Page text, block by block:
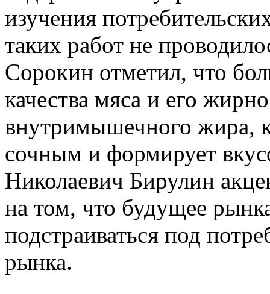
изучения
таких работ не
Сорокин отметил, что
качества мяса и его
внутримышечного жира,
сочным и формирует
Николаевич Бирулин
на том, что будущее
подстраиваться под
рынка.